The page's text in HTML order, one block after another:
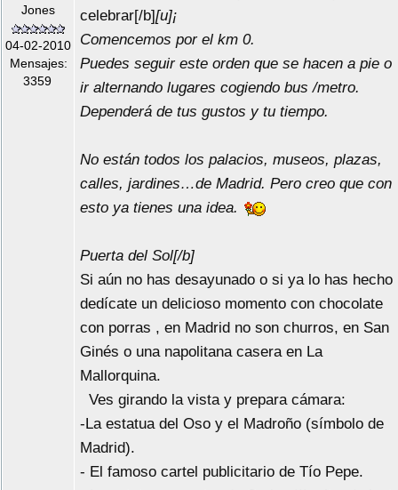
Jones
04-02-2010
Mensajes:
3359
celebrar[/b][u]¡
Comencemos por el km 0.
Puedes seguir este orden que se hacen a pie o
ir alternando lugares cogiendo bus /metro.
Dependerá de tus gustos y tu tiempo.
No están todos los palacios, museos, plazas,
calles, jardines…de Madrid. Pero creo que con
esto ya tienes una idea.
Puerta del Sol[/b]
Si aún no has desayunado o si ya lo has hecho
dedícate un delicioso momento con chocolate
con porras , en Madrid no son churros, en San
Ginés o una napolitana casera en La
Mallorquina.
Ves girando la vista y prepara cámara:
-La estatua del Oso y el Madroño (símbolo de
Madrid).
- El famoso cartel publicitario de Tío Pepe.